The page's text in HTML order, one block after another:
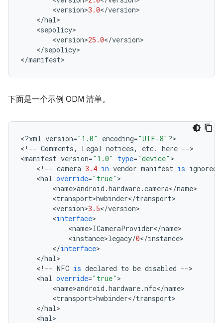
<version>3.0</version>
</hal>
<sepolicy>
<version>25.0</version>
</sepolicy>
</manifest>
下面是一个示例 ODM 清单。
<?xml version="1.0" encoding="UTF-8" ?>
< ! -- Comments, Legal notices, etc. here -->
<manifest version="1.0" type="device" >
< ! -- camera 3.4 in vendor manifest is ignored
<hal override="true" >
<name>android .hardware.camera</name>
<transport>hwbinder</transport>
<version>3.5</version>
<interface>
<name>ICameraProvider</name>
<instance>legacy/0</instance>
</interface>
</hal>
< ! -- NFC is declared to be disabled -->
<hal override="true" >
<name>android .hardware.nfc</name>
<transport>hwbinder</transport>
</hal>
<hal>